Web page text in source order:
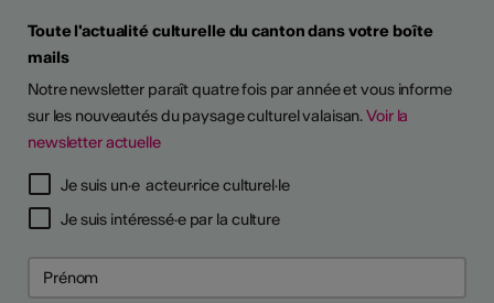
D'ARTISTES
Toute l'actualité culturelle du canton dans votre boîte
mails
Notre newsletter paraît quatre fois par année et vous informe
sur les nouveautés du paysage culturel valaisan.Voir la
newsletter actuelle
Je suis un·e acteur·rice culturel·le
Je suis intéressé·e par la culture